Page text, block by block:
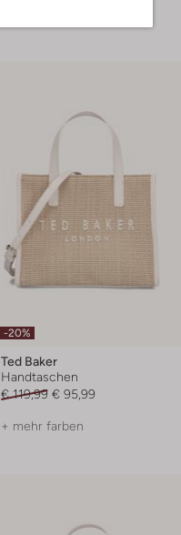
-20%
Ted Baker
Handtaschen
€ 119,99 € 95,99
+ mehr farben